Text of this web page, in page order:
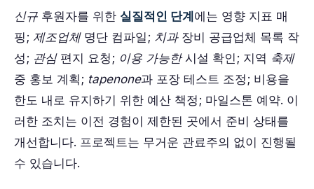
신규 후원자를 위한 실질적인 단계 에는 영향 지표 매
핑; 제조업체명단 컴파일; 치과장비 공급업체 목록 작
성; 관심편지 요청; 이용 가능한시설 확인; 지역 축제
중 홍보 계획; tapenone과 포장 테스트 조정; 비용을
한도 내로 유지하기 위한 예산 책정; 마일스톤 예약. 이
러한 조치는 이전 경험이 제한된 곳에서 준비 상태를
개선합니다. 프로젝트는 무거운 관료주의 없이 진행될
수 있습니다.